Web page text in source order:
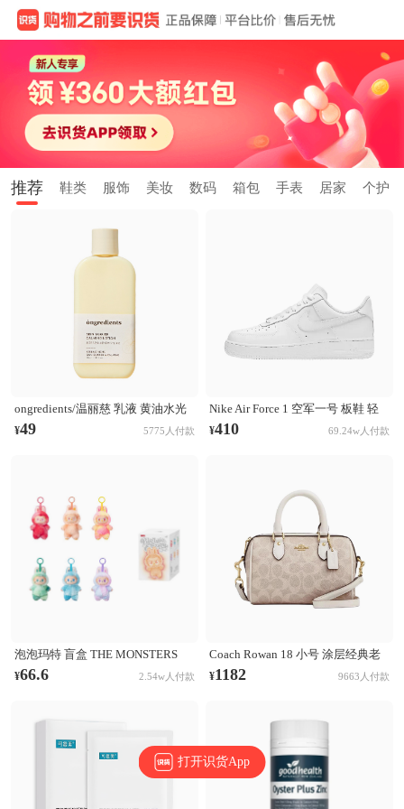
推荐 鞋类 服饰 美妆 数码 箱包 手表 居家 个护
ongredients/温丽慈 乳液 黄油水光
妆前乳液 舒缓肌肤 修护保湿
¥49 5775人付款
Nike Air Force 1 空军一号 板鞋 轻
便舒适百搭耐磨防滑复古 White 纯
¥410 69.24w人付款
泡泡玛特 盲盒 THE MONSTERS
LABUBU第三代3.0 前方高能系列
¥66.6 2.54w人付款
Coach Rowan 18 小号 涂层经典老
花印花拉链开合PVC拼皮单肩斜挎
¥1182 9663人付款
打开识货App